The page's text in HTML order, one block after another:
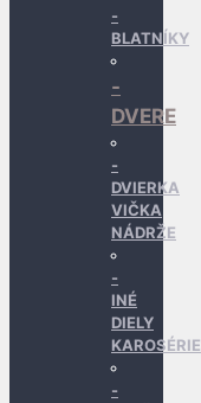
BLATNÍKY
DVERE
DVIERKA
VIČKA
NÁDRŽE
INÉ
DIELY
KAROSÉRIE